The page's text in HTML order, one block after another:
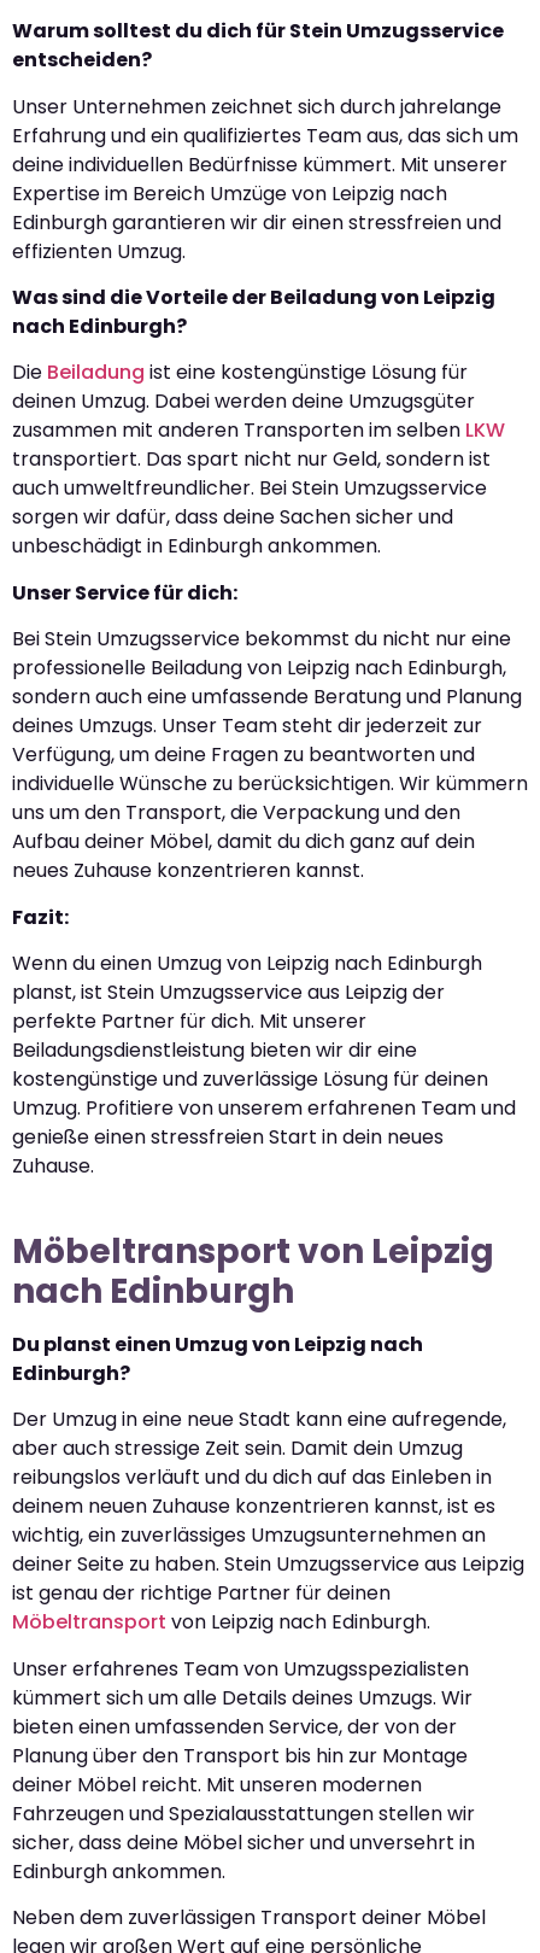
Warum solltest du dich für Stein Umzugsservice
entscheiden?
Unser Unternehmen zeichnet sich durch jahrelange
Erfahrung und ein qualifiziertes Team aus, das sich um
deine individuellen Bedürfnisse kümmert. Mit unserer
Expertise im Bereich Umzüge von Leipzig nach
Edinburgh garantieren wir dir einen stressfreien und
effizienten Umzug.
Was sind die Vorteile der Beiladung von Leipzig
nach Edinburgh?
Die Beiladung ist eine kostengünstige Lösung für
deinen Umzug. Dabei werden deine Umzugsgüter
zusammen mit anderen Transporten im selben LKW
transportiert. Das spart nicht nur Geld, sondern ist
auch umweltfreundlicher. Bei Stein Umzugsservice
sorgen wir dafür, dass deine Sachen sicher und
unbeschädigt in Edinburgh ankommen.
Unser Service für dich:
Bei Stein Umzugsservice bekommst du nicht nur eine
professionelle Beiladung von Leipzig nach Edinburgh,
sondern auch eine umfassende Beratung und Planung
deines Umzugs. Unser Team steht dir jederzeit zur
Verfügung, um deine Fragen zu beantworten und
individuelle Wünsche zu berücksichtigen. Wir kümmern
uns um den Transport, die Verpackung und den
Aufbau deiner Möbel, damit du dich ganz auf dein
neues Zuhause konzentrieren kannst.
Fazit:
Wenn du einen Umzug von Leipzig nach Edinburgh
planst, ist Stein Umzugsservice aus Leipzig der
perfekte Partner für dich. Mit unserer
Beiladungsdienstleistung bieten wir dir eine
kostengünstige und zuverlässige Lösung für deinen
Umzug. Profitiere von unserem erfahrenen Team und
genieße einen stressfreien Start in dein neues
Zuhause.
Möbeltransport von Leipzig
nach Edinburgh
Du planst einen Umzug von Leipzig nach
Edinburgh?
Der Umzug in eine neue Stadt kann eine aufregende,
aber auch stressige Zeit sein. Damit dein Umzug
reibungslos verläuft und du dich auf das Einleben in
deinem neuen Zuhause konzentrieren kannst, ist es
wichtig, ein zuverlässiges Umzugsunternehmen an
deiner Seite zu haben. Stein Umzugsservice aus Leipzig
ist genau der richtige Partner für deinen
Möbeltransport von Leipzig nach Edinburgh.
Unser erfahrenes Team von Umzugsspezialisten
kümmert sich um alle Details deines Umzugs. Wir
bieten einen umfassenden Service, der von der
Planung über den Transport bis hin zur Montage
deiner Möbel reicht. Mit unseren modernen
Fahrzeugen und Spezialausstattungen stellen wir
sicher, dass deine Möbel sicher und unversehrt in
Edinburgh ankommen.
Neben dem zuverlässigen Transport deiner Möbel
legen wir großen Wert auf eine persönliche